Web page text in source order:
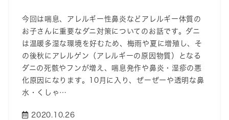
今回は喘息、アレルギー性鼻炎などアレルギー体質の
お子さんに重要なダニ対策についてのお話です。ダニ
は温暖多湿な環境を好むため、梅雨や夏に増殖し、そ
の後秋にアレルゲン（アレルギーの原因物質）となる
ダニの死骸やフンが増え、喘息発作や鼻炎・湿疹の悪
化原因になります。10月に入り、ぜーぜーや透明な鼻
水・くしゃ…
2020.10.26